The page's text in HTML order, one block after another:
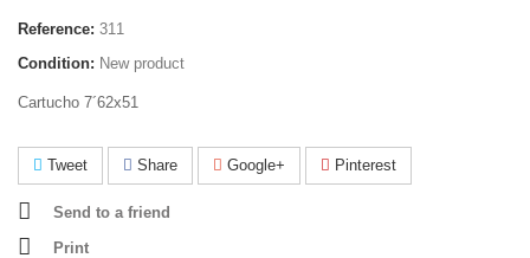
Reference: 311
Condition: New product
Cartucho 7´62x51
Tweet Share Google+ Pinterest
Send to a friend
Print